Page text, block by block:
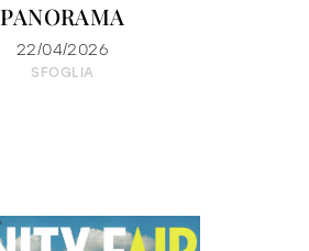
PANORAMA
22/04/2026
SFOGLIA